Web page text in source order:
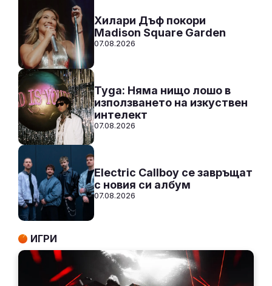
Хилари Дъф покори
Madison Square Garden
07.08.2026
Tyga: Няма нищо лошо в
използването на изкуствен
интелект
07.08.2026
Electric Callboy се завръщат
с новия си албум
07.08.2026
ИГРИ